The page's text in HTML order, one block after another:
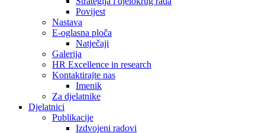
Povijest
Nastava
E-oglasna ploča
Natječaji
Galerija
HR Excellence in research
Kontaktirajte nas
Imenik
Za djelatnike
Djelatnici
Publikacije
Izdvojeni radovi